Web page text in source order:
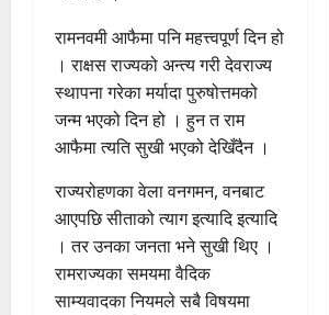
रामनवमी आफैमा पनि महत्त्वपूर्ण दिन हो
। राक्षस राज्यको अन्त्य गरी देवराज्य
स्थापना गरेका मर्यादा पुरुषोत्तमको
जन्म भएको दिन हो । हुन त राम
आफैमा त्यति सुखी भएको देखिँदैन ।
राज्यरोहणका वेला वनगमन, वनबाट
आएपछि सीताको त्याग इत्यादि इत्यादि
। तर उनका जनता भने सुखी थिए ।
रामराज्यका समयमा वैदिक
साम्यवादका नियमले सबै विषयमा